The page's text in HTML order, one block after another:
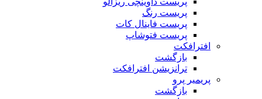
پریست رنگ
پریست فاینال کات
پریست فتوشاپ
افترافکت
بازگشت
ترانزیشن افترافکت
پریمیر پرو
بازگشت